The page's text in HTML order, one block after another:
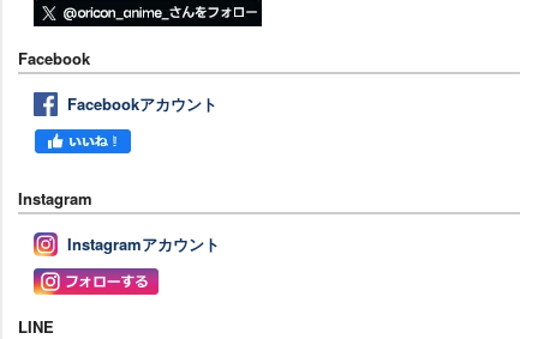
Facebook
Facebookアカウント
Instagram
Instagramアカウント
LINE